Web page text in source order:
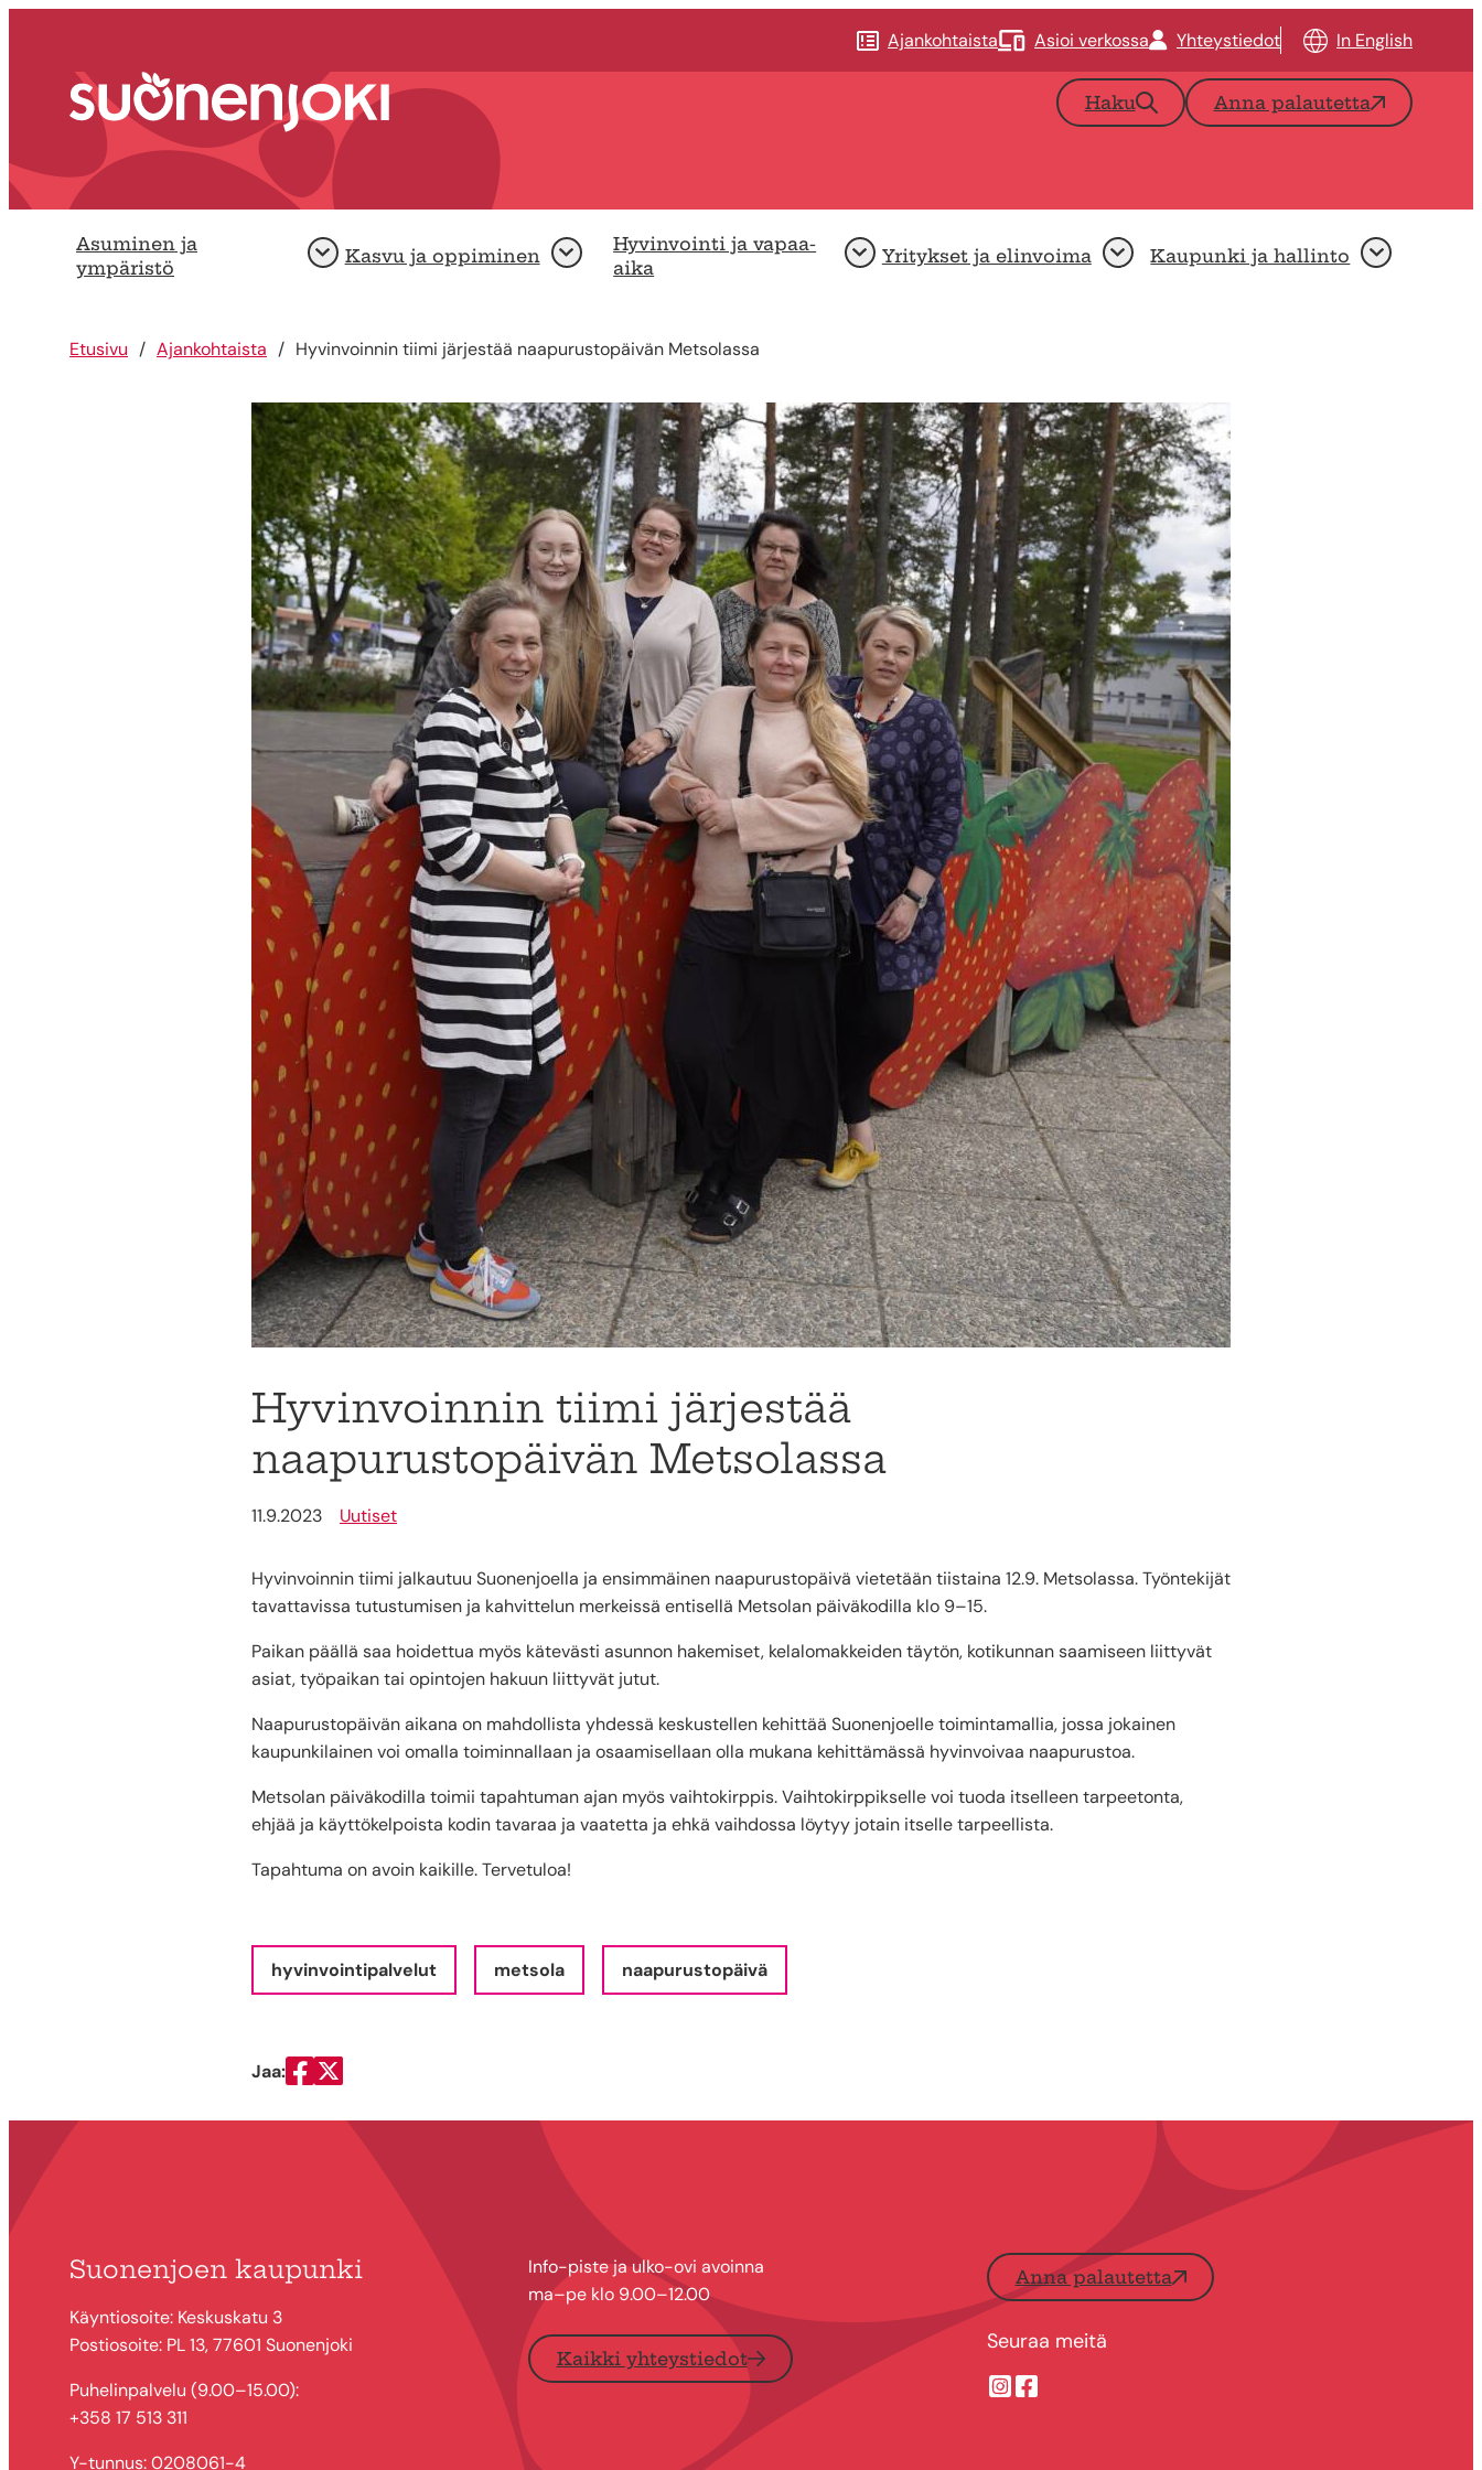
Ajankohtaista
Asioi verkossa Yhteystiedot In English
Etusivu
Haku Anna palautetta
Asuminen ja
ympäristö
AvaaKasvu ja oppiminen Avaa
Hyvinvointi ja vapaa-
aika
AvaaYritykset ja elinvoima AvaaKaupunki ja hallinto Avaa
Etusivu Ajankohtaista Hyvinvoinnin tiimi järjestää naapurustopäivän Metsolassa
Hyvinvoinnin tiimi järjestää
naapurustopäivän Metsolassa
11.9.2023 Uutiset
Hyvinvoinnin tiimi jalkautuu Suonenjoella ja ensimmäinen naapurustopäivä vietetään tiistaina 12.9. Metsolassa. Työntekijät
tavattavissa tutustumisen ja kahvittelun merkeissä entisellä Metsolan päiväkodilla klo 9–15.
Paikan päällä saa hoidettua myös kätevästi asunnon hakemiset, kelalomakkeiden täytön, kotikunnan saamiseen liittyvät
asiat, työpaikan tai opintojen hakuun liittyvät jutut.
Naapurustopäivän aikana on mahdollista yhdessä keskustellen kehittää Suonenjoelle toimintamallia, jossa jokainen
kaupunkilainen voi omalla toiminnallaan ja osaamisellaan olla mukana kehittämässä hyvinvoivaa naapurustoa.
Metsolan päiväkodilla toimii tapahtuman ajan myös vaihtokirppis. Vaihtokirppikselle voi tuoda itselleen tarpeetonta,
ehjää ja käyttökelpoista kodin tavaraa ja vaatetta ja ehkä vaihdossa löytyy jotain itselle tarpeellista.
Tapahtuma on avoin kaikille. Tervetuloa!
hyvinvointipalvelut metsola naapurustopäivä
Jaa:
Jaa Facebookissa
Jaa Twitterissä
Suonenjoen kaupunki
Käyntiosoite: Keskuskatu 3
Postiosoite: PL 13, 77601 Suonenjoki
Puhelinpalvelu (9.00–15.00):
+358 17 513 311
Y-tunnus: 0208061-4
Info-piste ja ulko-ovi avoinna
ma–pe klo 9.00–12.00
Kaikki yhteystiedot
Anna palautetta
Seuraa meitä
Suonenjoen kaupungin Instragram
Suonenjoen kaupungin Facebook